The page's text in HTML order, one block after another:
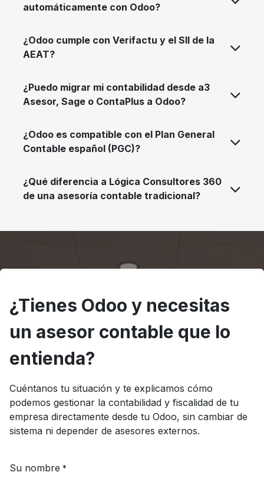
automáticamente con Odoo?
¿Odoo cumple con Verifactu y el SII de la
AEAT?
¿Puedo migrar mi contabilidad desde a3
Asesor, Sage o ContaPlus a Odoo?
¿Odoo es compatible con el Plan General
Contable español (PGC)?
¿Qué diferencia a Lógica Consultores 360
de una asesoría contable tradicional?
¿Tienes Odoo y necesitas
un asesor contable que lo
entienda?
Cuéntanos tu situación y te explicamos cómo
podemos gestionar la contabilidad y fiscalidad de tu
empresa directamente desde tu Odoo, sin cambiar de
sistema ni depender de asesores externos.
Su nombre *